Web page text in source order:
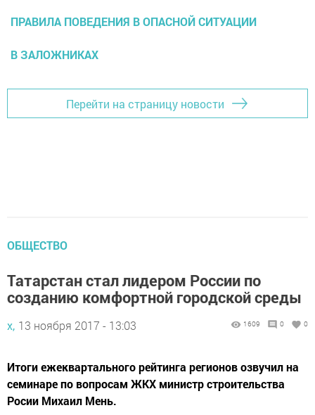
ПРАВИЛА ПОВЕДЕНИЯ В ОПАСНОЙ СИТУАЦИИ
В ЗАЛОЖНИКАХ
Перейти на страницу новости
ОБЩЕСТВО
Татарстан стал лидером России по
созданию комфортной городской среды
х, 13 ноября 2017 - 13:03 1609 0 0
Итоги ежеквартального рейтинга регионов озвучил на
семинаре по вопросам ЖКХ министр строительства
Росии Михаил Мень.